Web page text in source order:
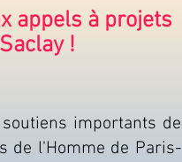
appels à projets
!
importants de
de l'Homme de Paris-